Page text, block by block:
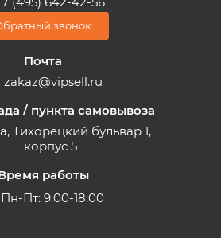
звонок
Почта
zakaz@vipsell.ru
/ пункта самовывоза
Тихорецкий бульвар 1,
корпус 5
работы
Пн-Пт: 9:00-18:00